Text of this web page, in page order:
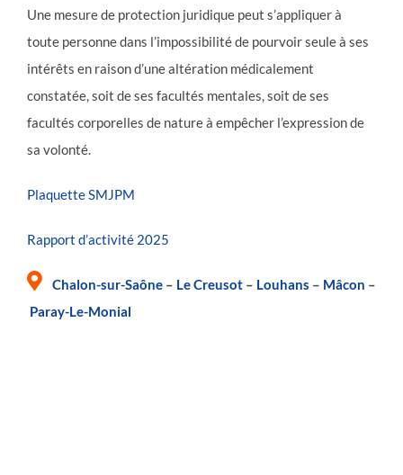
Une mesure de protection juridique peut s’appliquer à
toute personne dans l’impossibilité de pourvoir seule à ses
intérêts en raison d’une altération médicalement
constatée, soit de ses facultés mentales, soit de ses
facultés corporelles de nature à empêcher l’expression de
sa volonté.
Plaquette SMJPM
Rapport d’activité 2025
Chalon-sur-Saône – Le Creusot – Louhans – Mâcon –
Paray-Le-Monial